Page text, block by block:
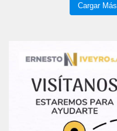
Cargar Más